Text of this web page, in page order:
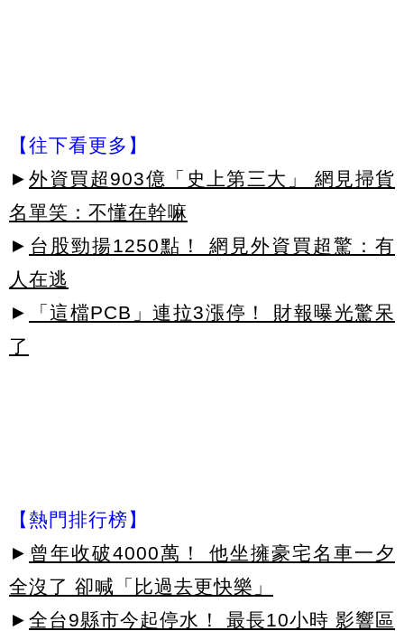
【往下看更多】
► 外資買超903億「史上第三大」 網見掃貨
名單笑：不懂在幹嘛
► 台股勁揚1250點！ 網見外資買超驚：有
人在逃
►
「這檔PCB」連拉3漲停！ 財報曝光驚呆
了
【熱門排行榜】
► 曾年收破4000萬！ 他坐擁豪宅名車一夕
全沒了 卻喊「比過去更快樂」
► 全台9縣市今起停水！ 最長10小時 影響區